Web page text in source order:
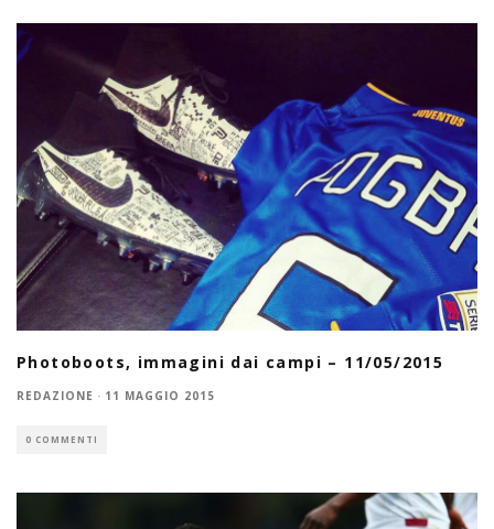
Photoboots, immagini dai campi – 11/05/2015
REDAZIONE · 11 MAGGIO 2015
0 COMMENTI